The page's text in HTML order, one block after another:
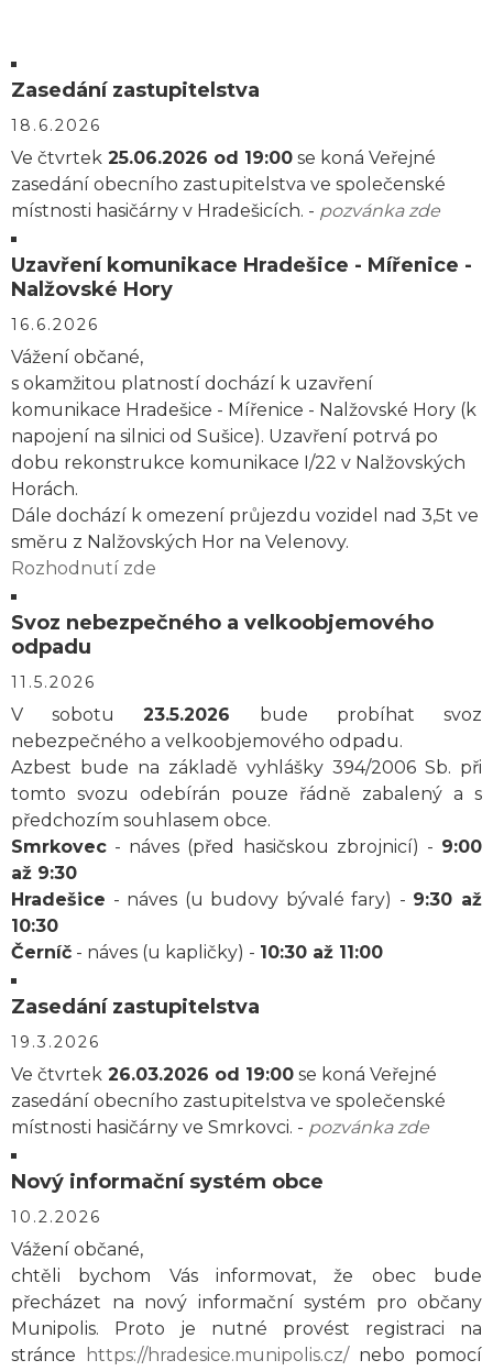
Zasedání zastupitelstva
18.6.2026
Ve čtvrtek 25.06.2026 od 19:00 se koná Veřejné
zasedání obecního zastupitelstva ve společenské
místnosti hasičárny v Hradešicích. - pozvánka zde
Uzavření komunikace Hradešice - Mířenice -
Nalžovské Hory
16.6.2026
Vážení občané,
s okamžitou platností dochází k uzavření
komunikace Hradešice - Mířenice - Nalžovské Hory (k
napojení na silnici od Sušice). Uzavření potrvá po
dobu rekonstrukce komunikace I/22 v Nalžovských
Horách.
Dále dochází k omezení průjezdu vozidel nad 3,5t ve
směru z Nalžovských Hor na Velenovy.
Rozhodnutí zde
Svoz nebezpečného a velkoobjemového
odpadu
11.5.2026
V sobotu23.5.2026 bude probíhat svoz
nebezpečného a velkoobjemového odpadu.
Azbest bude na základě vyhlášky 394/2006 Sb. při
tomto svozu odebírán pouze řádně zabalený a s
předchozím souhlasem obce.
Smrkovec - náves (před hasičskou zbrojnicí) - 9:00
až 9:30
Hradešice - náves (u budovy bývalé fary) - 9:30 až
10:30
Černíč - náves (u kapličky) - 10:30 až 11:00
Zasedání zastupitelstva
19.3.2026
Ve čtvrtek 26.03.2026 od 19:00 se koná Veřejné
zasedání obecního zastupitelstva ve společenské
místnosti hasičárny ve Smrkovci. - pozvánka zde
Nový informační systém obce
10.2.2026
Vážení občané,
chtěli bychom Vás informovat, že obec bude
přecházet na nový informační systém pro občany
Munipolis. Proto je nutné provést registraci na
stránce
https://hradesice.munipolis.cz/nebo pomocí